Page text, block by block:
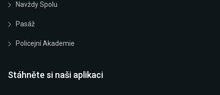
Navždy Spolu
Pasáž
Policejní Akademie
Stáhněte si naši aplikaci